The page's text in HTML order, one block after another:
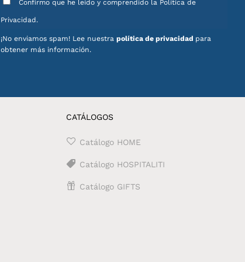
Confirmo que he leído y comprendido la Política de
Privacidad.
¡No enviamos spam! Lee nuestra política de privacidad para
obtener más información.
CATÁLOGOS
Catálogo HOME
Catálogo HOSPITALITI
Catálogo GIFTS